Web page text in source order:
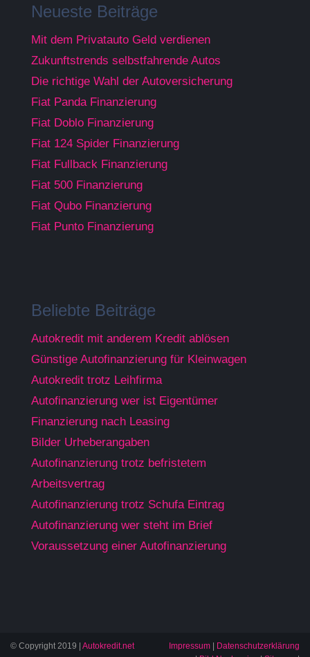
Neueste Beiträge
Mit dem Privatauto Geld verdienen
Zukunftstrends selbstfahrende Autos
Die richtige Wahl der Autoversicherung
Fiat Panda Finanzierung
Fiat Doblo Finanzierung
Fiat 124 Spider Finanzierung
Fiat Fullback Finanzierung
Fiat 500 Finanzierung
Fiat Qubo Finanzierung
Fiat Punto Finanzierung
Beliebte Beiträge
Autokredit mit anderem Kredit ablösen
Günstige Autofinanzierung für Kleinwagen
Autokredit trotz Leihfirma
Autofinanzierung wer ist Eigentümer
Finanzierung nach Leasing
Bilder Urheberangaben
Autofinanzierung trotz befristetem
Arbeitsvertrag
Autofinanzierung trotz Schufa Eintrag
Autofinanzierung wer steht im Brief
Voraussetzung einer Autofinanzierung
© Copyright 2019 | Autokredit.net Impressum
Datenschutzerklärung